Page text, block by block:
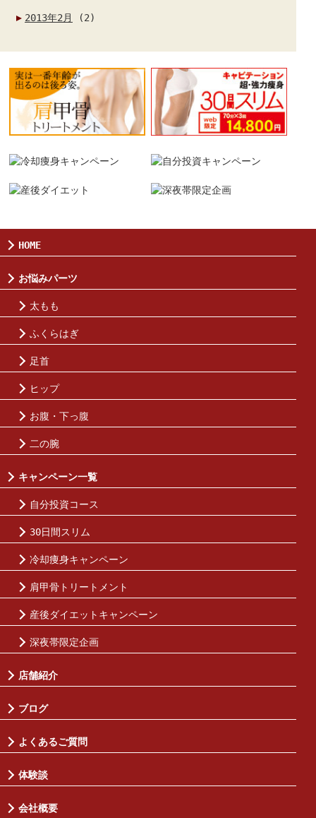
2013年2月 (2)
HOME
お悩みパーツ
太もも
ふくらはぎ
足首
ヒップ
お腹・下っ腹
二の腕
キャンペーン一覧
自分投資コース
30日間スリム
冷却痩身キャンペーン
肩甲骨トリートメント
産後ダイエットキャンペーン
深夜帯限定企画
店舗紹介
ブログ
よくあるご質問
体験談
会社概要